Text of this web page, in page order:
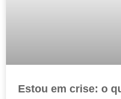
Estou em crise: o